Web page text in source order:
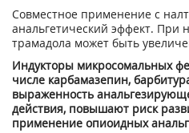
Совместное применение с
анальгетический эффект. При
трамадола может быть
Индукторы микросомальных
числе карбамазепин,
выраженность
действия, повышают риск
применение опиоидных